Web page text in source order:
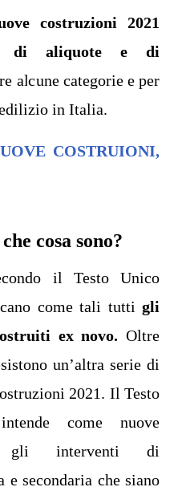
costruzioni 2021
di aliquote e di
alcune categorie e per
in Italia.
COSTRUIONI,
cosa sono?
il Testo Unico
come tali tutti gli
ex novo. Oltre
un’altra serie di
2021. Il Testo
come nuove
gli interventi di
e secondaria che siano